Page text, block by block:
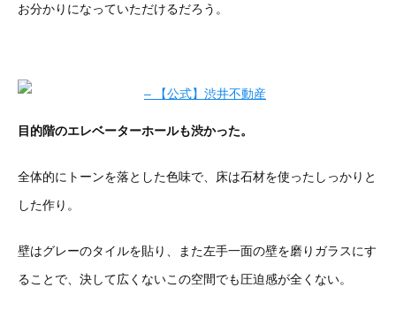
お分かりになっていただけるだろう。
目的階のエレベーターホールも渋かった。
全体的にトーンを落とした色味で、床は石材を使ったしっかりと
した作り。
壁はグレーのタイルを貼り、また左手一面の壁を磨りガラスにす
ることで、決して広くないこの空間でも圧迫感が全くない。